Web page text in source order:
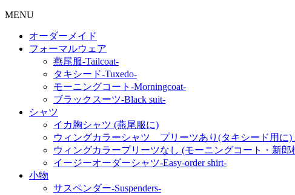
MENU
オーダーメイド
フォーマルウェア
燕尾服‐Tailcoat‐
タキシード‐Tuxedo‐
モーニングコート‐Morningcoat‐
ブラックスーツ‐Black suit‐
シャツ
イカ胸シャツ (燕尾服に)
ウィングカラーシャツ プリーツあり(タキシード用に)
ウィングカラープリーツなし (モーニングコート・新郎
イージーオーダーシャツ‐Easy-order shirt‐
小物
サスペンダー‐Suspenders‐